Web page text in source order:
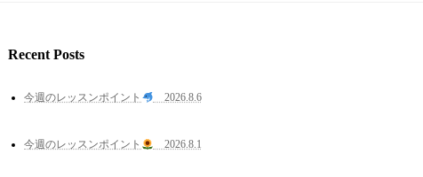
Recent Posts
今週のレッスンポイント 2026.8.6
今週のレッスンポイント 2026.8.1